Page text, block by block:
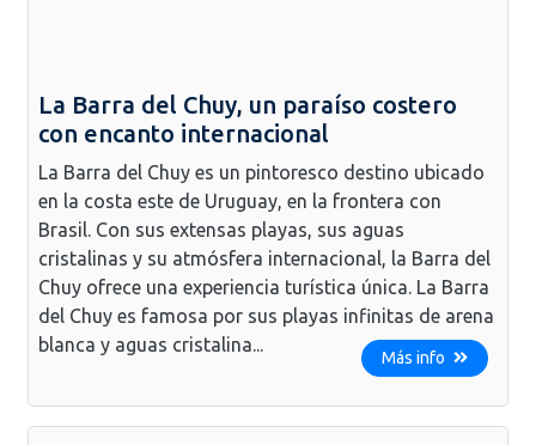
La Barra del Chuy, un paraíso costero
con encanto internacional
La Barra del Chuy es un pintoresco destino ubicado
en la costa este de Uruguay, en la frontera con
Brasil. Con sus extensas playas, sus aguas
cristalinas y su atmósfera internacional, la Barra del
Chuy ofrece una experiencia turística única. La Barra
del Chuy es famosa por sus playas infinitas de arena
blanca y aguas cristalina...
Más info